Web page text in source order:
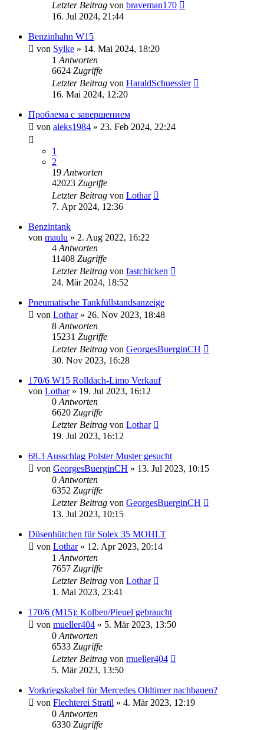
Letzter Beitrag von braveman170
16. Jul 2024, 21:44
Benzinhahn W15
von Sylke » 14. Mai 2024, 18:20
1 Antworten
6624 Zugriffe
Letzter Beitrag von HaraldSchuessler
16. Mai 2024, 12:20
Проблема с завершением
von aleks1984 » 23. Feb 2024, 22:24
1
2
19 Antworten
42023 Zugriffe
Letzter Beitrag von Lothar
7. Apr 2024, 12:36
Benzintank
von maulu » 2. Aug 2022, 16:22
4 Antworten
11408 Zugriffe
Letzter Beitrag von fastchicken
24. Mär 2024, 18:52
Pneumatische Tankfüllstandsanzeige
von Lothar» 26. Nov 2023, 18:48
8 Antworten
15231 Zugriffe
Letzter Beitrag von GeorgesBuerginCH
30. Nov 2023, 16:28
170/6 W15 Rolldach-Limo Verkauf
von Lothar» 19. Jul 2023, 16:12
0 Antworten
6620 Zugriffe
Letzter Beitrag von Lothar
19. Jul 2023, 16:12
68.3 Ausschlag Polster Muster gesucht
von GeorgesBuerginCH » 13. Jul 2023, 10:15
0 Antworten
6352 Zugriffe
Letzter Beitrag von GeorgesBuerginCH
13. Jul 2023, 10:15
Düsenhütchen für Solex 35 MOHLT
von Lothar» 12. Apr 2023, 20:14
1 Antworten
7657 Zugriffe
Letzter Beitrag von Lothar
1. Mai 2023, 23:41
170/6 (M15): Kolben/Pleuel gebraucht
von mueller404 » 5. Mär 2023, 13:50
0 Antworten
6533 Zugriffe
Letzter Beitrag von mueller404
5. Mär 2023, 13:50
Vorkriegskabel für Mercedes Oldtimer nachbauen?
von Flechterei Stratil » 4. Mär 2023, 12:19
0 Antworten
6330 Zugriffe